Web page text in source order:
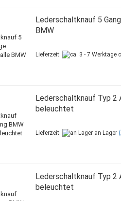
Lederschaltknauf 5
BMW
Lieferzeit:
Lederschaltknauf Typ 2
beleuchtet
Lieferzeit: an Lager
Lederschaltknauf Typ 2
beleuchtet